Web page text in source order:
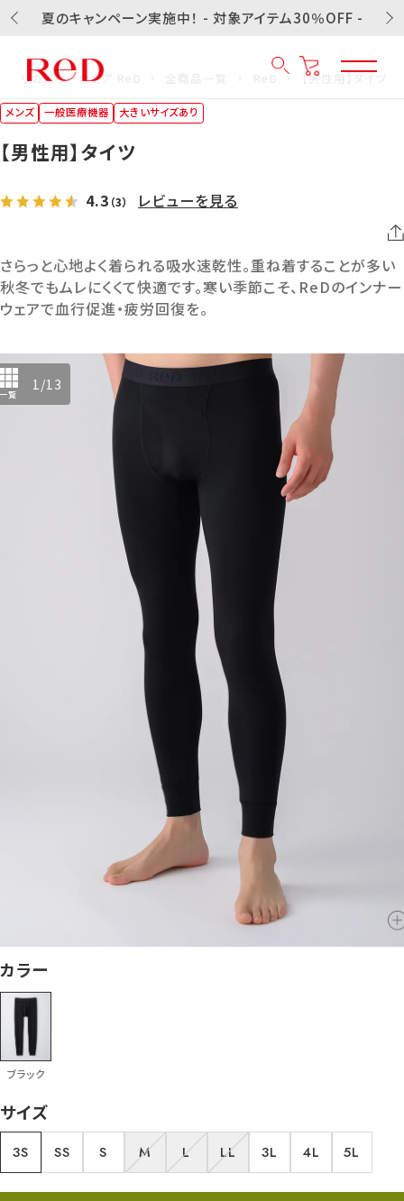
夏のキャンペーン実施中！ - 対象アイテム30％OFF -
リカバリーウェア ReD 【男性用】タイツ
メンズ 一般医療機器 大きいサイズあり
【男性用】タイツ
4.3 （3） レビューを見る
さらっと心地よく着られる吸水速乾性。重ね着することが多い
秋冬でもムレにくくて快適です。寒い季節こそ、ReDのインナー
ウェアで血行促進・疲労回復を。
一覧
1/13
カラー
ブラック
サイズ
3S SS S M L LL 3L 4L 5L